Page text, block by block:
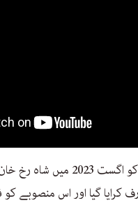
رنویر سنگھ کو اگست
کرایا گیا اور اس منصوبے کو